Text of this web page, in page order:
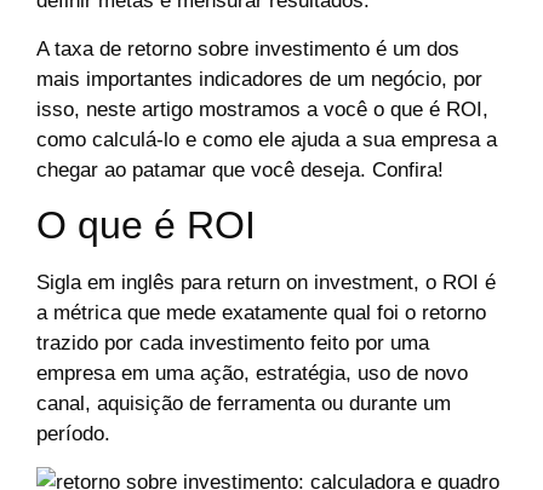
A taxa de retorno sobre investimento é um dos
mais importantes indicadores de um negócio, por
isso, neste artigo mostramos a você o que é ROI,
como calculá-lo e como ele ajuda a sua empresa a
chegar ao patamar que você deseja. Confira!
O que é ROI
Sigla em inglês para return on investment, o ROI é
a métrica que mede exatamente qual foi o retorno
trazido por cada investimento feito por uma
empresa em uma ação, estratégia, uso de novo
canal, aquisição de ferramenta ou durante um
período.